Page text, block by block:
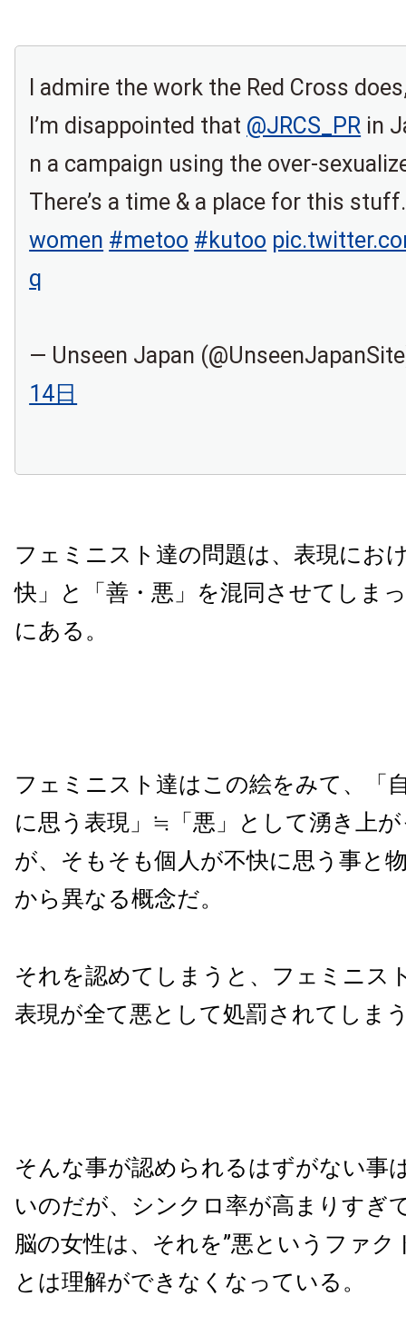
I admire the work the Red Cross
I’m disappointed that @JRCS_PR in
n a campaign using the over-
There’s a time & a place for this
women #metoo #kutoo
q
— Unseen Japan
14日
フェミニスト達の問題は、表現にお
快」と「善・悪」を混同させてしま
にある。
フェミニスト達はこの絵をみて、「
に思う表現」≒「悪」として湧き上
が、そもそも個人が不快に思う事と
から異なる概念だ。
それを認めてしまうと、フェミニス
表現が全て悪として処罰されてしま
そんな事が認められるはずがない事
いのだが、シンクロ率が高まりすぎ
脳の女性は、それを”悪というファク
とは理解ができなくなっている。